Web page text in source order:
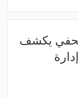
صحفي يكشف